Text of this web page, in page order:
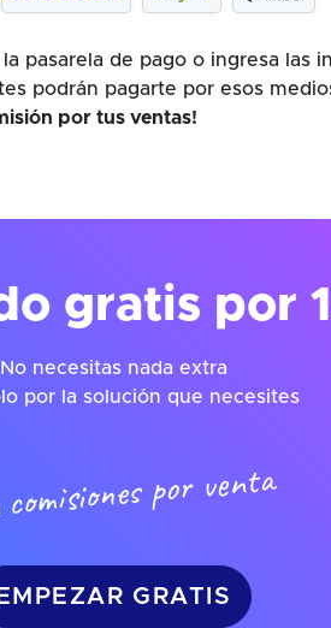
pasarela de pago o ingresa las
podrán pagarte por esos
por tus ventas!
gratis por
No necesitas nada extra
por la solución que necesites
por venta
EMPEZAR GRATIS